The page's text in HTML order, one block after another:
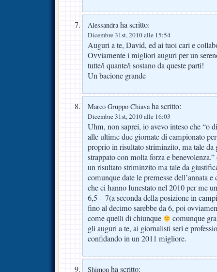
Alessandraha scritto:
Dicembre 31st, 2010 alle 15:54
Auguri a te, David, ed ai tuoi cari e
Ovviamente i migliori auguri per un
tutte/i quante/i sostano da queste parti!
Un bacione grande
Marco Gruppo Chiavaha scritto:
Dicembre 31st, 2010 alle 16:03
Uhm, non saprei, io avevo inteso che “o
alle ultime due giornate di campionato
proprio in risultato striminzito, ma tale da
strappato con molta forza e
un risultato striminzito ma tale da
comunque date le premesse dell’annata
che ci hanno funestato nel 2010 per me
6,5 – 7(a seconda della posizione in
fino al decimo sarebbe da 6, poi
come quelli di chiunque
comunque
gli auguri a te, ai giornalisti seri e
confidando in un 2011 migliore.
Shimon ha scritto: